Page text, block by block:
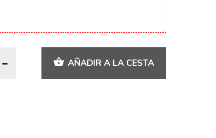
AÑADIR A LA CESTA